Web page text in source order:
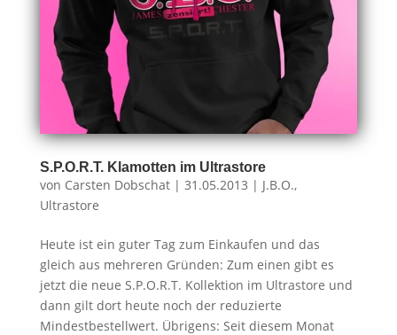
S.P.O.R.T. Klamotten im Ultrastore
von Carsten Dobschat| 31.05.2013 | J.B.O.,
Ultrastore
Heute ist ein guter Tag zum Einkaufen und das
gleich aus mehreren Gründen: Zum einen gibt es
jetzt die neue S.P.O.R.T. Kollektion im Ultrastore und
dann gilt dort heute noch der reduzierte
Mindestbestellwert. Übrigens: Seit diesem Monat